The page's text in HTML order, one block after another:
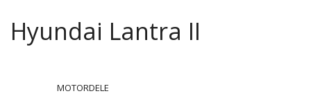
Hyundai Lantra II
MOTORDELE